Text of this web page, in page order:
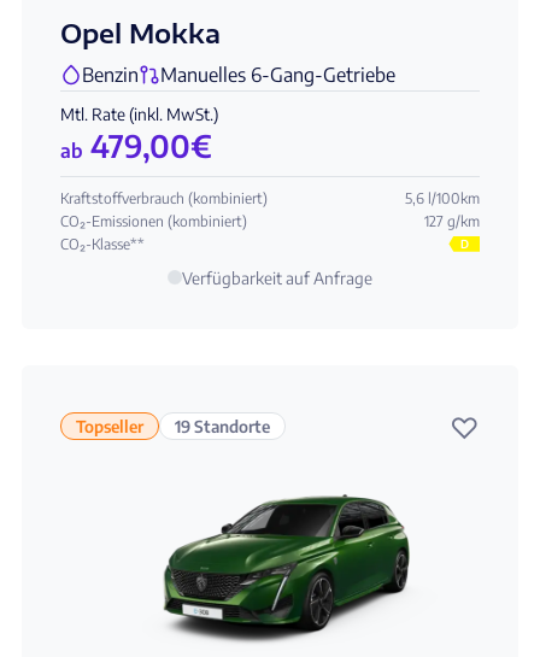
Opel Mokka
Benzin Manuelles 6-Gang-Getriebe
Mtl. Rate (inkl. MwSt.)
ab 479,00€
Kraftstoffverbrauch (kombiniert)
5,6 l/100km
CO₂-Emissionen (kombiniert)
127 g/km
CO₂-Klasse**
D
Verfügbarkeit auf Anfrage
Topseller 19 Standorte ♡